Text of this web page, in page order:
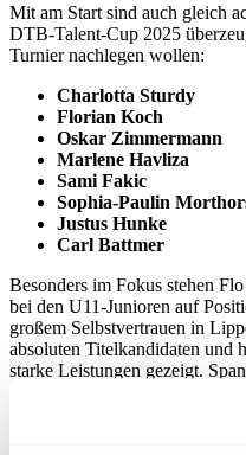
Mit am Start sind auch gleich
DTB-Talent-Cup 2025
Turnier nachlegen wollen:
Charlotta Sturdy
Florian Koch
Oskar Zimmermann
Marlene Havliza
Sami Fakic
Sophia-Paulin
Justus Hunke
Carl Battmer
Besonders im Fokus stehen
bei den U11-Junioren auf
großem Selbstvertrauen in
absoluten Titelkandidaten und
starke Leistungen gezeigt.